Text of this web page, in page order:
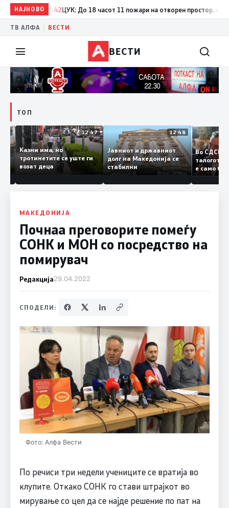
НАЈНОВО
17:42 ЦУК: До 18 часот 11 пожари на отворен простор, од кои
ТВ АЛФА ВЕСТИ
ВЕСТИ
ТОП
12:50
и
12:47
Казни има, но
тротинетите се уште ги
возат деца
12:46
Јавниот и државниот
долг на Македонија се
стабилни
Во
е само
копија
Заев
МАКЕДОНИЈА
Почнаа преговорите помеѓу
СОНК и МОН со посредство на
помирувач
Редакција29.04.2022
СПОДЕЛИ:
Фото: Алфа Вести
По речиси три недели учениците се вратија во
клупите. Откако СОНК го стави штрајкот во
мирување со цел да се најде решение по пат на